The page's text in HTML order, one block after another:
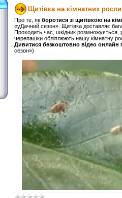
Щитівка на кімнатних
Про те, як боротися зі щитівкою на
«уДачний сезон». Щитівка доставляє
Проходить час, шкідник розмножується,
черепашки обліплюють нашу кімнатну
Дивитися безкоштовно відео онлайн
сезон»)